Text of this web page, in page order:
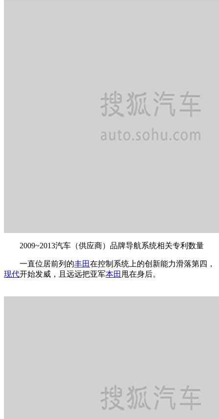
2009~2013汽车（供应商）品牌导航系统相关专利数量
一直位居前列的丰田在控制系统上的创新能力滑落第四，
现代开始发威，且远远把亚军本田 甩在身后。